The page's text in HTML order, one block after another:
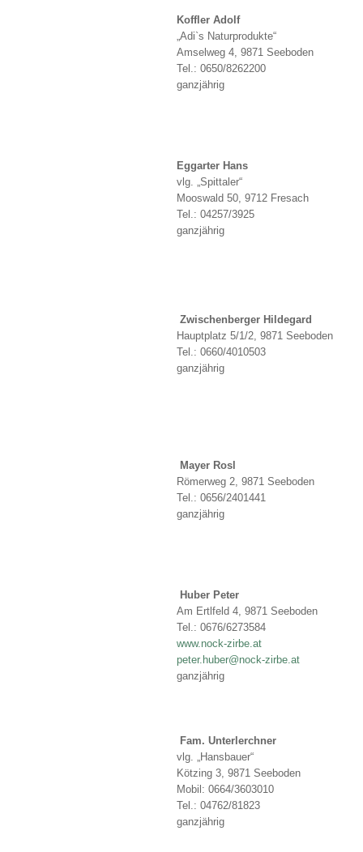
Koffler Adolf
„Adi`s Naturprodukte“
Amselweg 4, 9871 Seeboden
Tel.: 0650/8262200
ganzjährig
Eggarter Hans
vlg. „Spittaler“
Mooswald 50, 9712 Fresach
Tel.: 04257/3925
ganzjährig
Zwischenberger Hildegard
Hauptplatz 5/1/2, 9871 Seeboden
Tel.: 0660/4010503
ganzjährig
Mayer Rosl
Römerweg 2, 9871 Seeboden
Tel.: 0656/2401441
ganzjährig
Huber Peter
Am Ertlfeld 4, 9871 Seeboden
Tel.: 0676/6273584
www.nock-zirbe.at
peter.huber@nock-zirbe.at
ganzjährig
Fam. Unterlerchner
vlg. „Hansbauer“
Kötzing 3, 9871 Seeboden
Mobil: 0664/3603010
Tel.: 04762/81823
ganzjährig